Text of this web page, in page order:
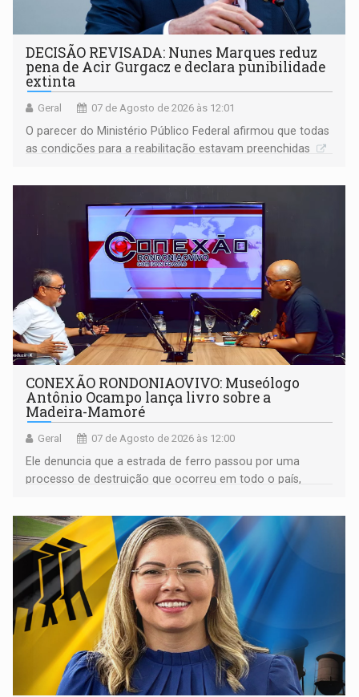
DECISÃO REVISADA: Nunes Marques reduz
pena de Acir Gurgacz e declara punibilidade
extinta
Geral 07 de Agosto de 2026 às 12:01
O parecer do Ministério Público Federal afirmou que todas
as condições para a reabilitação estavam preenchidas
CONEXÃO RONDONIAOVIVO: Museólogo
Antônio Ocampo lança livro sobre a
Madeira-Mamoré
Geral 07 de Agosto de 2026 às 12:00
Ele denuncia que a estrada de ferro passou por uma
processo de destruição que ocorreu em todo o país,